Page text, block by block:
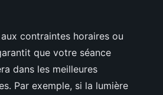
contraintes horaires ou
que votre séance
dans les meilleures
Par exemple, si la lumière